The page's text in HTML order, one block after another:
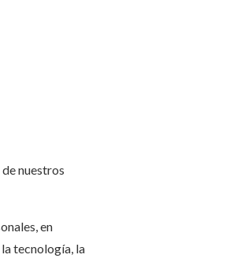
nuestros
en
tecnología, la